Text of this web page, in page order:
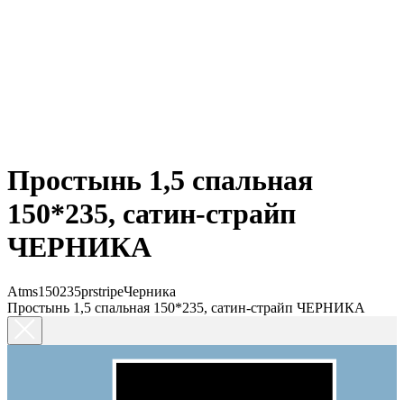
Простынь 1,5 спальная
150*235, сатин-страйп
ЧЕРНИКА
Atms150235prstripeЧерника
Простынь 1,5 спальная 150*235, сатин-страйп ЧЕРНИКА